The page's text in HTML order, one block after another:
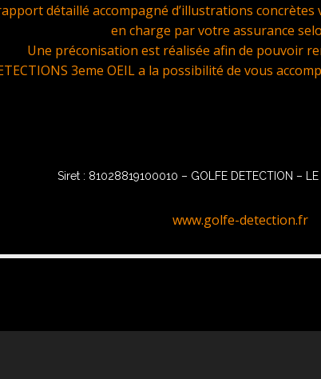
détaillé accompagné d’illustrations
en charge par votre assurance
Une préconisation est réalisée afin de pouvoir
3eme OEIL a la possibilité de vous
Siret : 81028819100010 – GOLFE DETECTION –
www.golfe-detection.fr